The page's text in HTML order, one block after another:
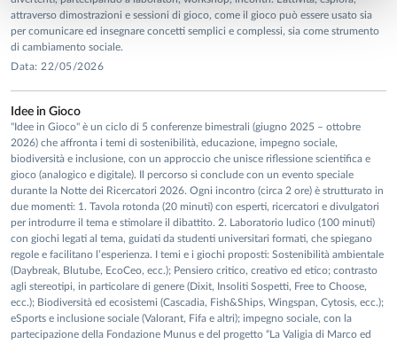
attraverso dimostrazioni e sessioni di gioco, come il gioco può essere usato sia
per comunicare ed insegnare concetti semplici e complessi, sia come strumento
di cambiamento sociale.
Data: 22/05/2026
Idee in Gioco
"Idee in Gioco" è un ciclo di 5 conferenze bimestrali (giugno 2025 – ottobre
2026) che affronta i temi di sostenibilità, educazione, impegno sociale,
biodiversità e inclusione, con un approccio che unisce riflessione scientifica e
gioco (analogico e digitale). Il percorso si conclude con un evento speciale
durante la Notte dei Ricercatori 2026. Ogni incontro (circa 2 ore) è strutturato in
due momenti: 1. Tavola rotonda (20 minuti) con esperti, ricercatori e divulgatori
per introdurre il tema e stimolare il dibattito. 2. Laboratorio ludico (100 minuti)
con giochi legati al tema, guidati da studenti universitari formati, che spiegano
regole e facilitano l’esperienza. I temi e i giochi proposti: Sostenibilità ambientale
(Daybreak, Blutube, EcoCeo, ecc.); Pensiero critico, creativo ed etico; contrasto
agli stereotipi, in particolare di genere (Dixit, Insoliti Sospetti, Free to Choose,
ecc.); Biodiversità ed ecosistemi (Cascadia, Fish&Ships, Wingspan, Cytosis, ecc.);
eSports e inclusione sociale (Valorant, Fifa e altri); impegno sociale, con la
partecipazione della Fondazione Munus e del progetto “La Valigia di Marco ed